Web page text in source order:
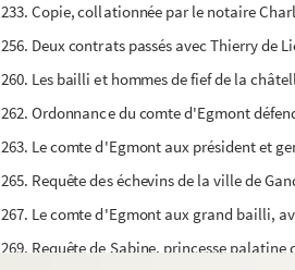
233. Copie, collationnée par le notaire
256. Deux contrats passés avec Thierry
260. Les bailli et hommes de fief de la
262. Ordonnance du comte d'Egmont
263. Le comte d'Egmont aux président et
265. Requête des échevins de la ville de
267. Le comte d'Egmont aux grand bailli,
269. Requête de Sabine, princesse